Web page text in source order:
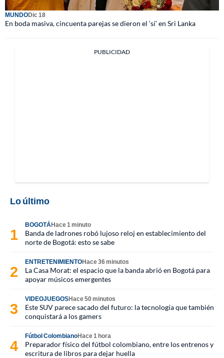
MUNDODic 18
En boda masiva, cincuenta parejas se dieron el ‘sí’ en Sri Lanka
PUBLICIDAD
Lo último
BOGOTÁHace 1 minuto
Banda de ladrones robó lujoso reloj en establecimiento del
norte de Bogotá: esto se sabe
ENTRETENIMIENTOHace 36 minutos
La Casa Morat: el espacio que la banda abrió en Bogotá para
apoyar músicos emergentes
VIDEOJUEGOSHace 50 minutos
Este SUV parece sacado del futuro: la tecnología que también
conquistará a los gamers
Fútbol ColombianoHace 1 hora
Preparador físico del fútbol colombiano, entre los entrenos y
escritura de libros para dejar huella